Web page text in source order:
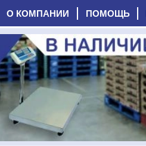
О КОМПАНИИ ПОМОЩЬ